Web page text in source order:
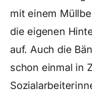
mit einem
die eigenen
auf. Auch die
schon einmal in